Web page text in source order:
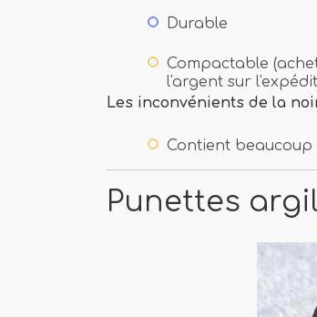
Durable
Compactable
l'argent sur
Les inconvénients de la
Contient beaucoup
Punettes